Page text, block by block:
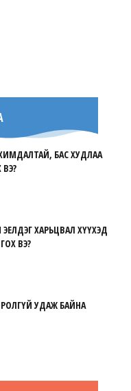
БАС ХУДЛАА
ЭЕЛДЭГ ХАРЬЦВАЛ ХҮҮХЭД
ВЭ?
УДАЖ БАЙНА